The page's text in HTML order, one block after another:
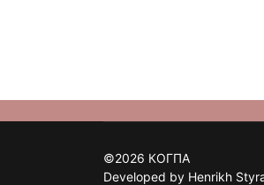
©2026 КОГПА
Developed by Henrikh